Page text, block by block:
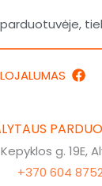
LOJALUMAS F
a
b
o
o
k
Kepyklos g. 19E,
+370 604